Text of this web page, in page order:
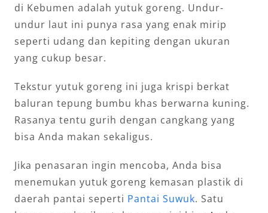
di Kebumen adalah yutuk goreng. Undur-
undur laut ini punya rasa yang enak mirip
seperti udang dan kepiting dengan ukuran
yang cukup besar.
Tekstur yutuk goreng ini juga krispi berkat
baluran tepung bumbu khas berwarna kuning.
Rasanya tentu gurih dengan cangkang yang
bisa Anda makan sekaligus.
Jika penasaran ingin mencoba, Anda bisa
menemukan yutuk goreng kemasan plastik di
daerah pantai seperti Pantai Suwuk. Satu